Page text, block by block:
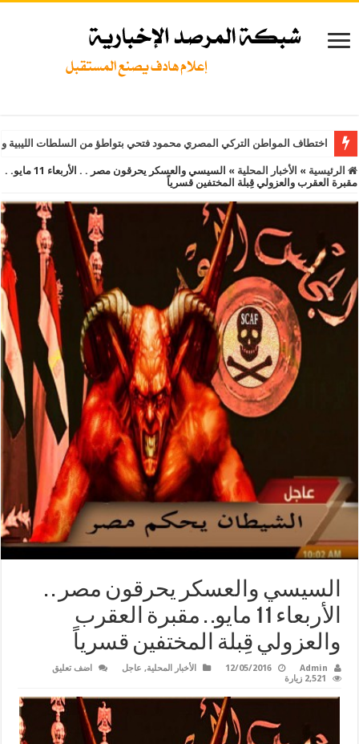
اختطاف المواطن التركي المصري محمود فتحي بتواطؤ من السلطات
الرئيسية » الأخبار المحلية »
السيسي والعسكر يحرقون مصر . . الأربعاء 11 مايو. .
مقبرة العقرب والعزولي قِبلة المختفين قسرياً
السيسي والعسكر يحرقون مصر . .
الأربعاء 11 مايو. . مقبرة العقرب
والعزولي قِبلة المختفين قسرياً
Admin
12/05/2016 الأخبار المحلية, عاجل
اضف تعليق
2,521 زيارة